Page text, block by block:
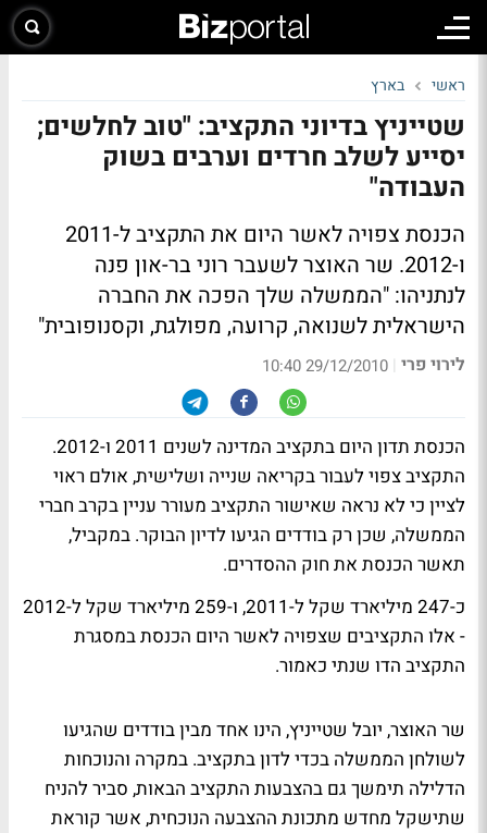
ראשי בארץ
שטייניץ בדיוני התקציב: "טוב לחלשים;
יסייע לשלב חרדים וערבים בשוק
העבודה"
הכנסת צפויה לאשר היום את התקציב ל-2011
ו-2012. שר האוצר לשעבר רוני בר-און פנה
לנתניהו: "הממשלה שלך הפכה את החברה
הישראלית לשנואה, קרועה, מפולגת, וקסנופובית"
לירוי פרי |
29/12/2010 10:40
הכנסת תדון היום בתקציב המדינה לשנים 2011 ו-2012.
התקציב צפוי לעבור בקריאה שנייה ושלישית, אולם ראוי
לציין כי לא נראה שאישור התקציב מעורר עניין בקרב חברי
הממשלה, שכן רק בודדים הגיעו לדיון הבוקר. במקביל,
תאשר הכנסת את חוק ההסדרים.
כ-247 מיליארד שקל ל-2011, ו-259 מיליארד שקל ל-2012
- אלו התקציבים שצפויה לאשר היום הכנסת במסגרת
התקציב הדו שנתי כאמור.
שר האוצר, יובל שטייניץ, הינו אחד מבין בודדים שהגיעו
לשולחן הממשלה בכדי לדון בתקציב. במקרה והנוכחות
הדלילה תימשך גם בהצבעות התקציב הבאות, סביר להניח
שתישקל מחדש מתכונת ההצבעה הנוכחית, אשר קוראת